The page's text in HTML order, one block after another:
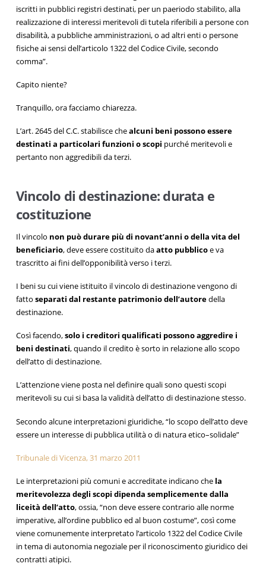
iscritti in pubblici registri destinati, per un paeriodo stabilito, alla
realizzazione di interessi meritevoli di tutela riferibili a persone con
disabilità, a pubbliche amministrazioni, o ad altri enti o persone
fisiche ai sensi dell’articolo 1322 del Codice Civile, secondo
comma”.
Capito niente?
Tranquillo, ora facciamo chiarezza.
L’art. 2645 del C.C. stabilisce chealcuni beni possono essere
destinati a particolari funzioni o scopi purché meritevoli e
pertanto non aggredibili da terzi.
Vincolo di destinazione: durata e
costituzione
Il vincolo non può durare più di novant’anni o della vita del
beneficiario, deve essere costituito daatto pubblicoe va
trascritto ai fini dell’opponibilità verso i terzi.
I beni su cui viene istituito il vincolo di destinazione vengono di
fatto separati dal restante patrimonio dell’autoredella
destinazione.
Così facendo,solo i creditori qualificati possono aggredire i
beni destinati, quando il credito è sorto in relazione allo scopo
dell’atto di destinazione.
L’attenzione viene posta nel definire quali sono questi scopi
meritevoli su cui si basa la validità dell’atto di destinazione stesso.
Secondo alcune interpretazioni giuridiche, “lo scopo dell’atto deve
essere un interesse di pubblica utilità o di natura etico–solidale”
Tribunale di Vicenza, 31 marzo 2011
Le interpretazioni più comuni e accreditate indicano che la
meritevolezza degli scopi dipenda semplicemente dalla
liceità dell’atto, ossia, “non deve essere contrario alle norme
imperative, all’ordine pubblico ed al buon costume”, così come
viene comunemente interpretato l’articolo 1322 del Codice Civile
in tema di autonomia negoziale per il riconoscimento giuridico dei
contratti atipici.